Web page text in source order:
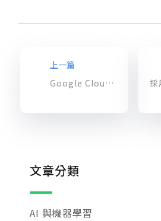
上一篇
Google Cloud Duet AI – 人工智慧將成為最佳協作夥伴
文章分類
AI 與機器學習